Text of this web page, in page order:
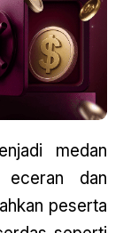
medan
eceran dan
peserta